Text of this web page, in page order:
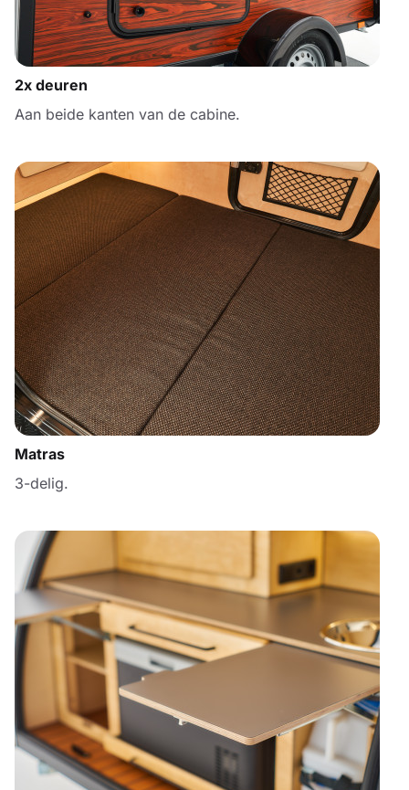
2x deuren
Aan beide kanten van de cabine.
Matras
3-delig.